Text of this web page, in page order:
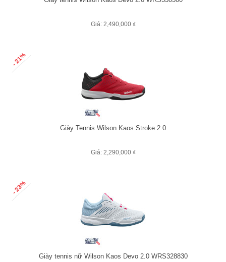
Giá: 2,490,000 ₫
- 21%
Giày Tennis Wilson Kaos Stroke 2.0
Giá: 2,290,000 ₫
- 23%
Giày tennis nữ Wilson Kaos Devo 2.0 WRS328830